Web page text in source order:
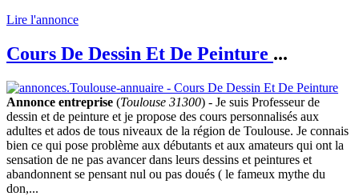
Lire l'annonce
Cours De Dessin Et De Peinture ...
Annonce entreprise (Toulouse 31300) - Je suis Professeur de
dessin et de peinture et je propose des cours personnalisés aux
adultes et ados de tous niveaux de la région de Toulouse. Je connais
bien ce qui pose problème aux débutants et aux amateurs qui ont la
sensation de ne pas avancer dans leurs dessins et peintures et
abandonnent se pensant nul ou pas doués ( le fameux mythe du
don,...